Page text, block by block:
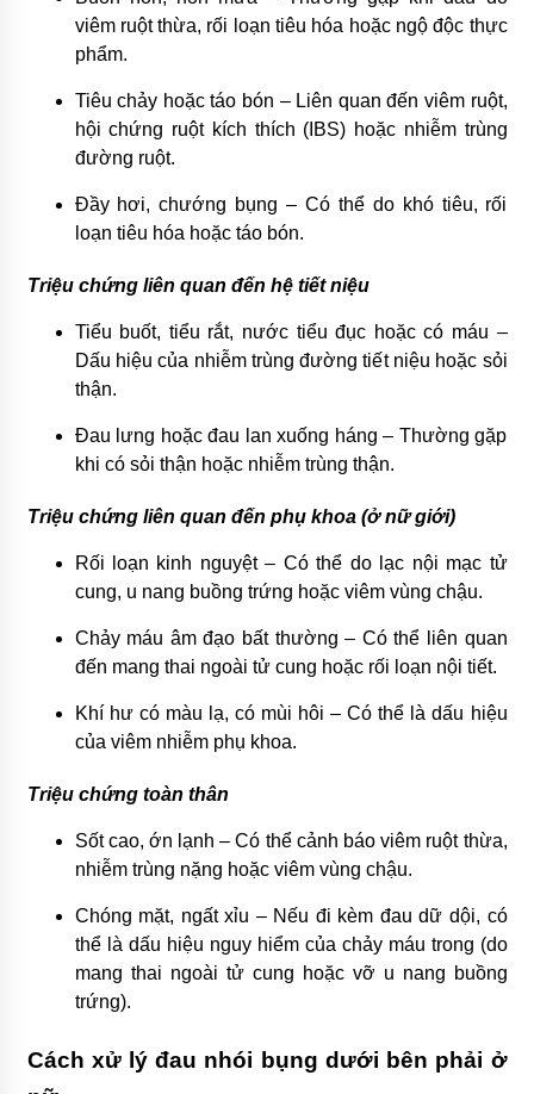
viêm ruột thừa, rối loạn tiêu hóa hoặc ngộ độc thực
phẩm.
Tiêu chảy hoặc táo bón – Liên quan đến viêm ruột,
hội chứng ruột kích thích (IBS) hoặc nhiễm trùng
đường ruột.
Đầy hơi, chướng bụng – Có thể do khó tiêu, rối
loạn tiêu hóa hoặc táo bón.
Triệu chứng liên quan đến hệ tiết niệu
Tiểu buốt, tiểu rắt, nước tiểu đục hoặc có máu –
Dấu hiệu của nhiễm trùng đường tiết niệu hoặc sỏi
thận.
Đau lưng hoặc đau lan xuống háng – Thường gặp
khi có sỏi thận hoặc nhiễm trùng thận.
Triệu chứng liên quan đến phụ khoa (ở nữ giới)
Rối loạn kinh nguyệt – Có thể do lạc nội mạc tử
cung, u nang buồng trứng hoặc viêm vùng chậu.
Chảy máu âm đạo bất thường – Có thể liên quan
đến mang thai ngoài tử cung hoặc rối loạn nội tiết.
Khí hư có màu lạ, có mùi hôi – Có thể là dấu hiệu
của viêm nhiễm phụ khoa.
Triệu chứng toàn thân
Sốt cao, ớn lạnh – Có thể cảnh báo viêm ruột thừa,
nhiễm trùng nặng hoặc viêm vùng chậu.
Chóng mặt, ngất xỉu – Nếu đi kèm đau dữ dội, có
thể là dấu hiệu nguy hiểm của chảy máu trong (do
mang thai ngoài tử cung hoặc vỡ u nang buồng
trứng).
Cách xử lý đau nhói bụng dưới bên phải ở